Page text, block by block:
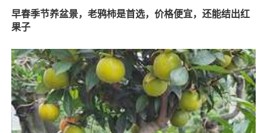
早春季节养盆景，老鸦柿是首选，价格便宜，还能结出红
果子